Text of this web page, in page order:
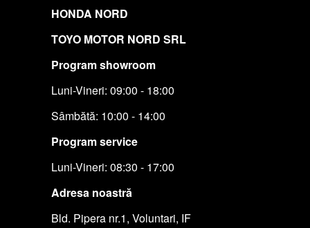
HONDA NORD
TOYO MOTOR NORD SRL
Program showroom
Luni-Vineri: 09:00 - 18:00
Sâmbătă: 10:00 - 14:00
Program service
Luni-Vineri: 08:30 - 17:00
Adresa noastră
Bld. Pipera nr.1, Voluntari, IF